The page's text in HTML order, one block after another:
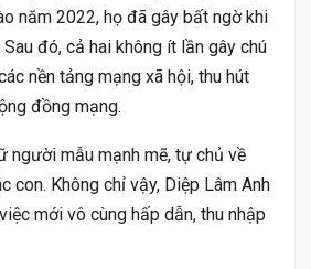
năm 2022, họ đã gây bất ngờ khi
đó, cả hai không ít lần gây chú
nền tảng mạng xã hội, thu hút
đồng mạng.
người mẫu mạnh mẽ, tự chủ về
con. Không chỉ vậy, Diệp Lâm Anh
mới vô cùng hấp dẫn, thu nhập